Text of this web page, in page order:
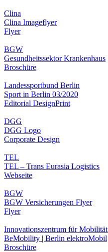
Clina
Clina Imageflyer
Flyer
BGW
Gesundheitssektor Krankenhaus
Broschüre
Landessportbund Berlin
Sport in Berlin 03/2020
Editorial DesignPrint
DGG
DGG Logo
Corporate Design
TEL
TEL – Trans Eurasia Logistics
Webseite
BGW
BGW Versicherungen Flyer
Flyer
Innovationszentrum für
BeMobility | Berlin elektroMobil
Broschüre